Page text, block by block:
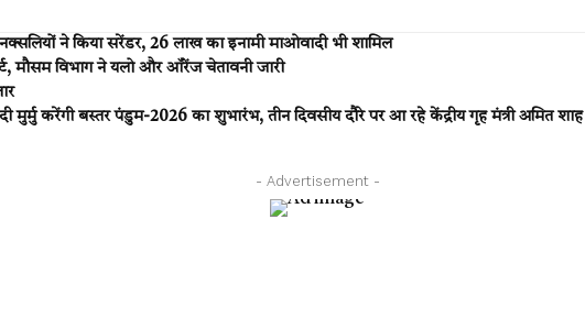
ने किया सरेंडर, 26 लाख का इनामी माओवादी भी शामिल
मौसम विभाग ने यलो और ऑरेंज चेतावनी जारी
मुर्मु करेंगी बस्तर पंडुम-2026 का शुभारंभ, तीन दिवसीय दौरे पर आ रहे केंद्रीय गृह मंत्री अमित शाह
- Advertisement -